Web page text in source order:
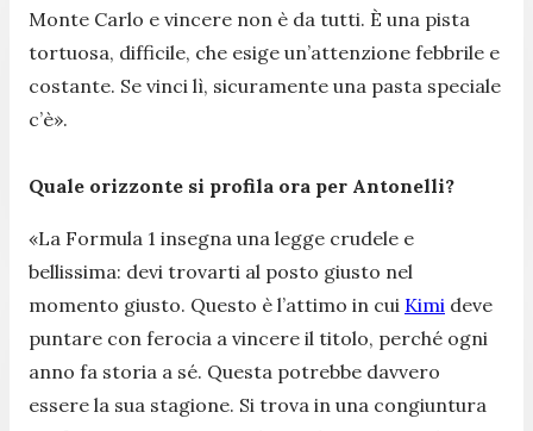
Monte Carlo e vincere non è da tutti. È una pista
tortuosa, difficile, che esige un’attenzione febbrile e
costante. Se vinci lì, sicuramente una pasta speciale
c’è».
Quale orizzonte si profila ora per Antonelli?
«La Formula 1 insegna una legge crudele e
bellissima: devi trovarti al posto giusto nel
momento giusto. Questo è l’attimo in cui Kimi deve
puntare con ferocia a vincere il titolo, perché ogni
anno fa storia a sé. Questa potrebbe davvero
essere la sua stagione. Si trova in una congiuntura